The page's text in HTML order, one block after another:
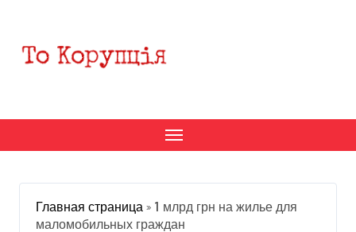
содержанию
Главная страница » 1 млрд грн на жилье для
маломобильных граждан